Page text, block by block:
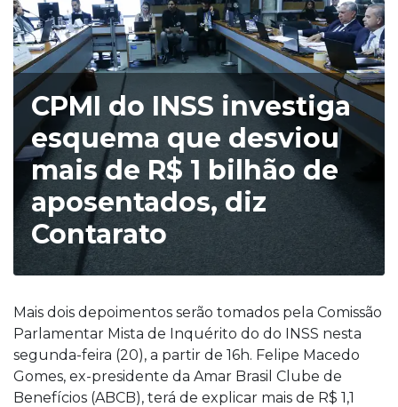
CPMI do INSS investiga
esquema que desviou
mais de R$ 1 bilhão de
aposentados, diz
Contarato
Mais dois depoimentos serão tomados pela Comissão
Parlamentar Mista de Inquérito do do INSS nesta
segunda-feira (20), a partir de 16h. Felipe Macedo
Gomes, ex-presidente da Amar Brasil Clube de
Benefícios (ABCB), terá de explicar mais de R$ 1,1